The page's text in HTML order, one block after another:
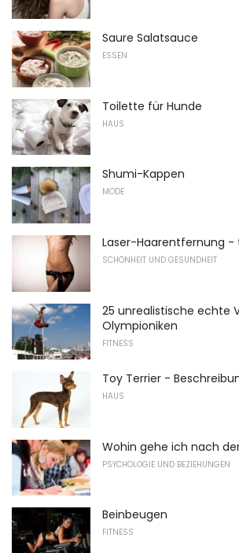
Saure Salatsauce
ESSEN
Toilette für Hunde
HAUS
Shumi-Kappen
MODE
Laser-Haarentfernung -
SCHÖNHEIT UND GESUNDHEIT
25 unrealistische echte
Olympioniken
FITNESS
Toy Terrier -
HAUS
Wohin gehe ich nach der
PSYCHOLOGIE UND BEZIEHUNGEN
Beinbeugen
FITNESS